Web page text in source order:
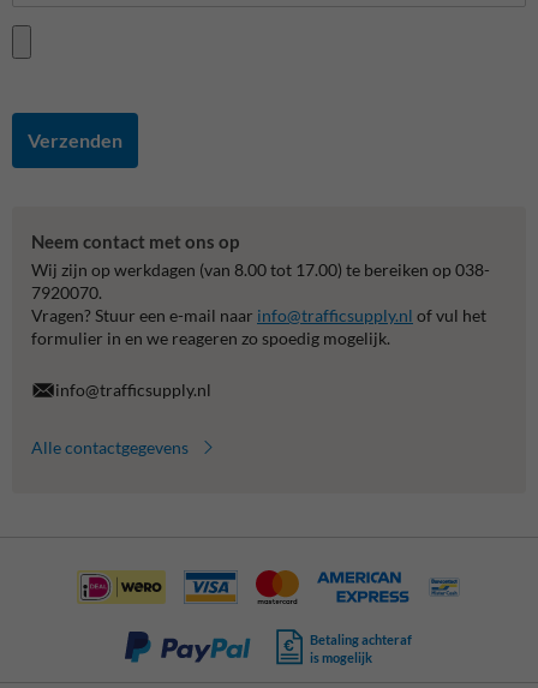
Verzenden
Neem contact met ons op
Wij zijn op werkdagen (van 8.00 tot 17.00) te bereiken op 038-
7920070.
Vragen? Stuur een e-mail naar info@trafficsupply.nl of vul het
formulier in en we reageren zo spoedig mogelijk.
info@trafficsupply.nl
Alle contactgegevens
Betaling achteraf
is mogelijk